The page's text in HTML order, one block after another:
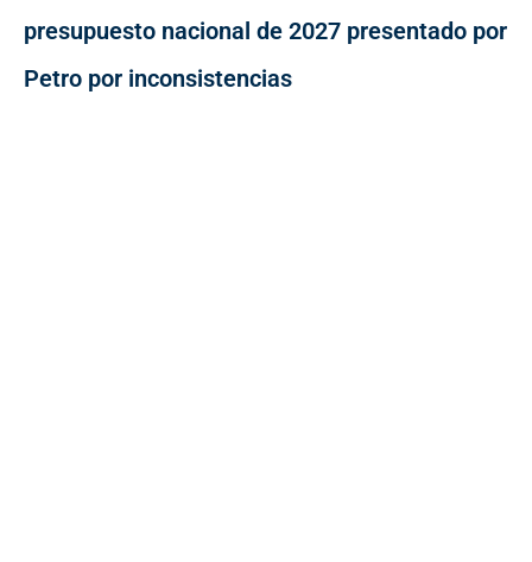
presupuesto nacional de 2027 presentado por
Petro por inconsistencias